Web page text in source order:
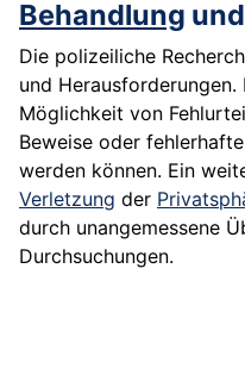
Behandlung
Die polizeiliche
und
Möglichkeit von
Beweise oder
werden können. Ein
Verletzung der
durch unangemessene
Durchsuchungen.